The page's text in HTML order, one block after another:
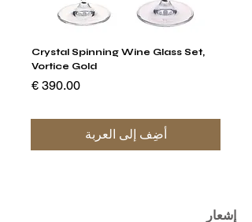
Crystal Spinning Wine Glass Set,
Vortice Gold
السعر
أضِف إلى العربة
إشعار